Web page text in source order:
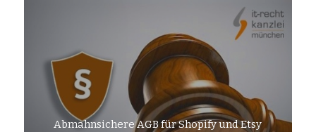
Abmahnsichere AGB für Shopify und Etsy